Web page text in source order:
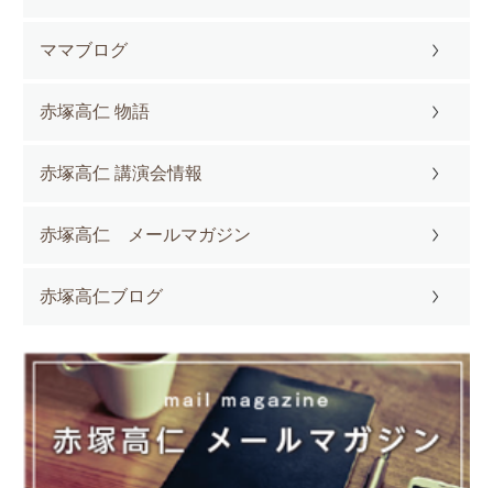
ママブログ
赤塚高仁 物語
赤塚高仁 講演会情報
赤塚高仁 メールマガジン
赤塚高仁ブログ